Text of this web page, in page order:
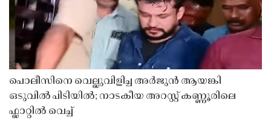
പൊലീസിനെ വെല്ലുവിളിച്ച അർജുൻ ആയങ്കി
ഒടുവിൽ പിടിയിൽ; നാടകീയ അറസ്റ്റ് കണ്ണൂരിലെ
ഫ്ലാറ്റിൽ വെച്ച്